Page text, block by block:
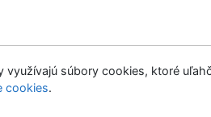
Mapa stránok
využívajú súbory cookies, ktoré
cookies.